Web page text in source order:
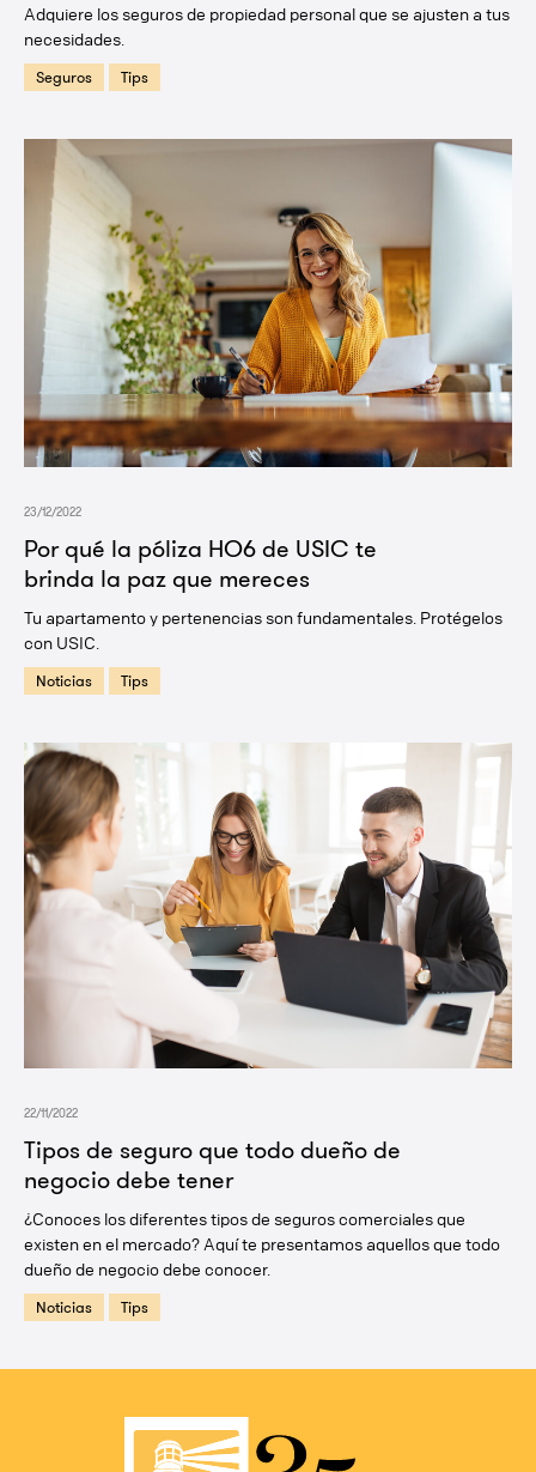
Adquiere los seguros de propiedad personal que se ajusten a tus
necesidades.
Seguros Tips
Por qué la póliza HO6 de USIC te
brinda la paz que mereces
23/12/2022
Tu apartamento y pertenencias son fundamentales. Protégelos
con USIC.
Noticias Tips
Tipos de seguro que todo dueño de
negocio debe tener
22/11/2022
¿Conoces los diferentes tipos de seguros comerciales que
existen en el mercado? Aquí te presentamos aquellos que todo
dueño de negocio debe conocer.
Noticias Tips